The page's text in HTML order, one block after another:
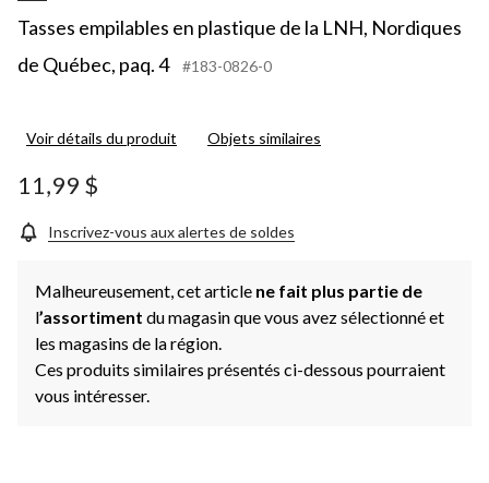
Tasses empilables en plastique de la LNH, Nordiques
de Québec, paq. 4
#183-0826-0
Voir détails du produit Objets similaires
11,99 $
Inscrivez-vous aux alertes de soldes
Malheureusement, cet article ne fait plus partie de
l’assortiment du magasin que vous avez sélectionné et
les magasins de la région.
Ces produits similaires présentés ci-dessous pourraient
vous intéresser.